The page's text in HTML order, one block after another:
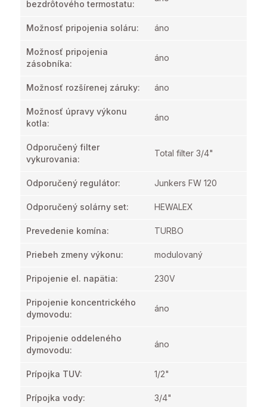
bezdrôtového termostatu:
Možnosť pripojenia soláru: áno
Možnosť pripojenia
zásobníka:
áno
Možnosť rozšírenej záruky: áno
Možnosť úpravy výkonu
kotla:
áno
Odporučený filter
vykurovania:
Total filter 3/4"
Odporučený regulátor: Junkers FW 120
Odporučený solárny set: HEWALEX
Prevedenie komína: TURBO
Priebeh zmeny výkonu: modulovaný
Pripojenie el. napätia: 230V
Pripojenie koncentrického
dymovodu:
áno
Pripojenie oddeleného
dymovodu:
áno
Prípojka TUV: 1/2"
Prípojka vody: 3/4"